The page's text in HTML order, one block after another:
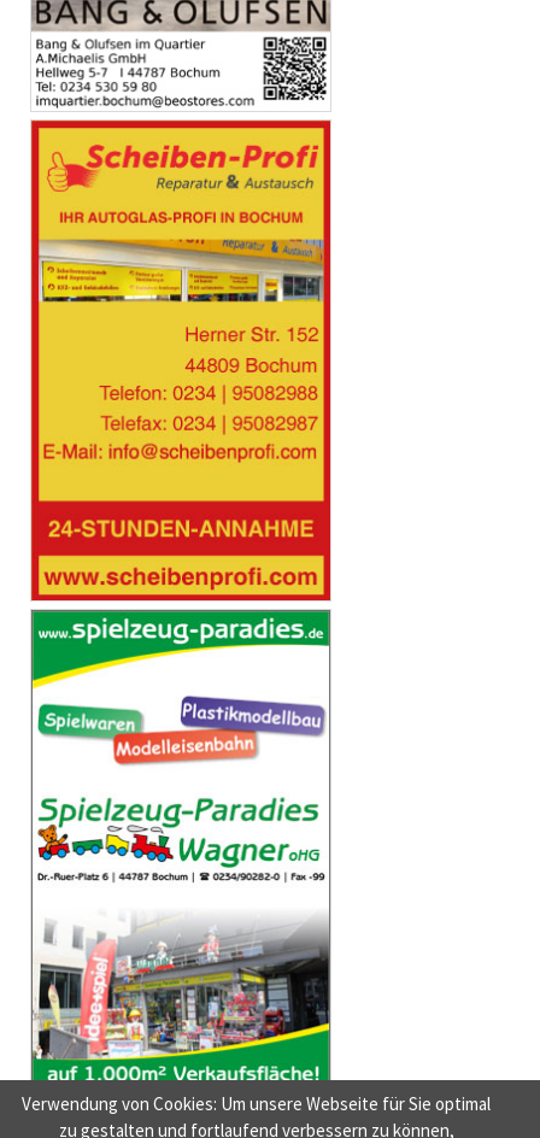
Verwendung von Cookies: Um unsere Webseite für Sie optimal
zu gestalten und fortlaufend verbessern zu können,